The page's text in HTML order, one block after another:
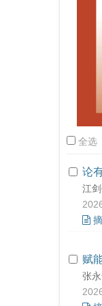
全选
论
江
赋
张